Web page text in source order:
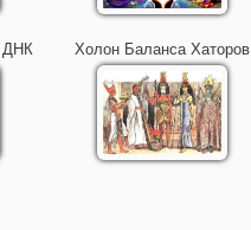
ДНК Холон Баланса Хаторов